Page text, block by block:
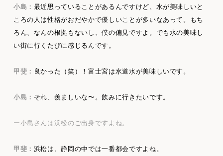
小島： 最近思っていることがあるんですけど、水が美味しいと
ころの人は性格がおだやかで優しいことが多いなあって。もち
ろん、なんの根拠もないし、僕の偏見ですよ。でも水の美味し
い街に行くたびに感じるんです。
甲斐： 良かった（笑）！富士宮は水道水が美味しいです。
小島： それ、羨ましいな〜。飲みに行きたいです。
ー小島さんは浜松のご出身ですよね。
甲斐： 浜松は、静岡の中では一番都会ですよね。